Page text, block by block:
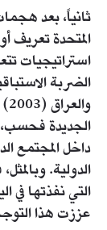
المتحدة تعريف
استراتيجيات
الجديدة
داخل المجتمع
الدولية.
التي نفذتها
عززت هذا